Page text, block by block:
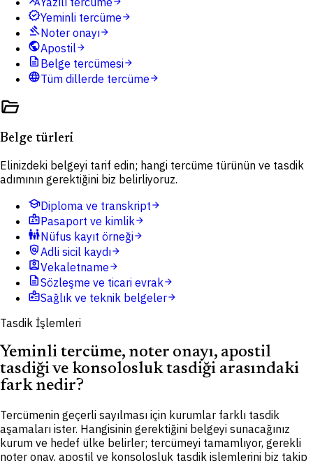
verifiedYeminli tercümearrow_forward
gavelNoter onayıarrow_forward
publicApostilarrow_forward
description Belge tercümesiarrow_forward
languageTüm dillerde tercümearrow_forward
folder_open
Belge türleri
Elinizdeki belgeyi tarif edin; hangi tercüme türünün ve tasdik
adımının gerektiğini biz belirliyoruz.
schoolDiploma ve transkriptarrow_forward
badgePasaport ve kimlikarrow_forward
family_restroomNüfus kayıt örneğiarrow_forward
policyAdli sicil kaydıarrow_forward
assignment_indVekaletnamearrow_forward
descriptionSözleşme ve ticari evrakarrow_forward
medical_informationSağlık ve teknik belgelerarrow_forward
Tasdik İşlemleri
Yeminli tercüme, noter onayı, apostil
tasdiği ve konsolosluk tasdiği arasındaki
fark nedir?
Tercümenin geçerli sayılması için kurumlar farklı tasdik
aşamaları ister. Hangisinin gerektiğini belgeyi sunacağınız
kurum ve hedef ülke belirler; tercümeyi tamamlıyor, gerekli
noter onay, apostil ve konsolosluk tasdik işlemlerini biz takip